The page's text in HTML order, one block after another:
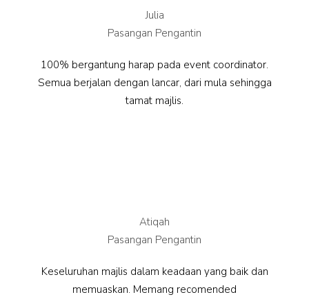
Julia
Pasangan Pengantin
100% bergantung harap pada event coordinator.
Semua berjalan dengan lancar, dari mula sehingga
tamat majlis.
Atiqah
Pasangan Pengantin
Keseluruhan majlis dalam keadaan yang baik dan
memuaskan. Memang recomended